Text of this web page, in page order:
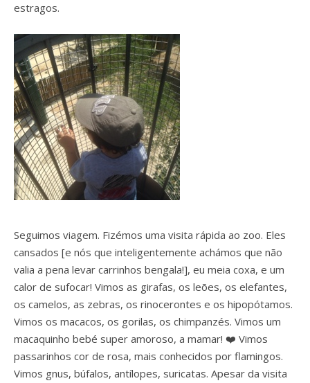
estragos.
Seguimos viagem. Fizémos uma visita rápida ao zoo. Eles
cansados [e nós que inteligentemente achámos que não
valia a pena levar carrinhos bengala!], eu meia coxa, e um
calor de sufocar! Vimos as girafas, os leões, os elefantes,
os camelos, as zebras, os rinocerontes e os hipopótamos.
Vimos os macacos, os gorilas, os chimpanzés. Vimos um
macaquinho bebé super amoroso, a mamar! ❤️ Vimos
passarinhos cor de rosa, mais conhecidos por flamingos.
Vimos gnus, búfalos, antílopes, suricatas. Apesar da visita